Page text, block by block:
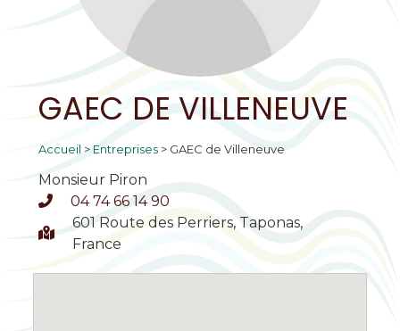
GAEC DE VILLENEUVE
Accueil > Entreprises> GAEC de Villeneuve
Monsieur Piron
04 74 66 14 90
601 Route des Perriers, Taponas,
France